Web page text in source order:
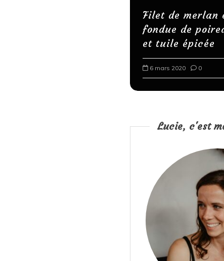
Filet de merlan
fondue de
et tuile épicée
6 mars 2020 0
Lucie, c'est